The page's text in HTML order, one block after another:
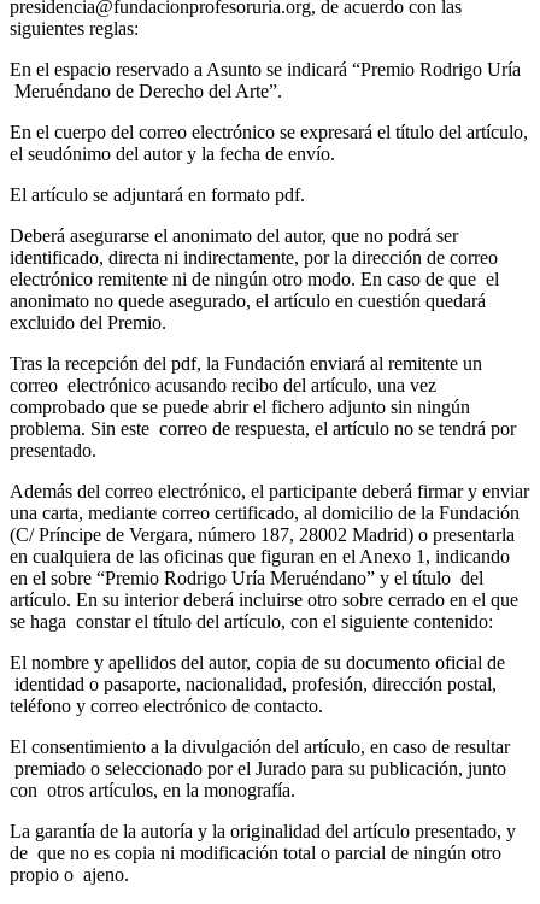
presidencia@fundacionprofesoruria.org, de acuerdo con las
siguientes reglas:
En el espacio reservado a Asunto se indicará “Premio Rodrigo Uría
Meruéndano de Derecho del Arte”.
En el cuerpo del correo electrónico se expresará el título del artículo,
el seudónimo del autor y la fecha de envío.
El artículo se adjuntará en formato pdf.
Deberá asegurarse el anonimato del autor, que no podrá ser
identificado, directa ni indirectamente, por la dirección de correo
electrónico remitente ni de ningún otro modo. En caso de que el
anonimato no quede asegurado, el artículo en cuestión quedará
excluido del Premio.
Tras la recepción del pdf, la Fundación enviará al remitente un
correo electrónico acusando recibo del artículo, una vez
comprobado que se puede abrir el fichero adjunto sin ningún
problema. Sin este correo de respuesta, el artículo no se tendrá por
presentado.
Además del correo electrónico, el participante deberá firmar y enviar
una carta, mediante correo certificado, al domicilio de la Fundación
(C/ Príncipe de Vergara, número 187, 28002 Madrid) o presentarla
en cualquiera de las oficinas que figuran en el Anexo 1, indicando
en el sobre “Premio Rodrigo Uría Meruéndano” y el título del
artículo. En su interior deberá incluirse otro sobre cerrado en el que
se haga constar el título del artículo, con el siguiente contenido:
El nombre y apellidos del autor, copia de su documento oficial de
identidad o pasaporte, nacionalidad, profesión, dirección postal,
teléfono y correo electrónico de contacto.
El consentimiento a la divulgación del artículo, en caso de resultar
premiado o seleccionado por el Jurado para su publicación, junto
con otros artículos, en la monografía.
La garantía de la autoría y la originalidad del artículo presentado, y
de que no es copia ni modificación total o parcial de ningún otro
propio o ajeno.